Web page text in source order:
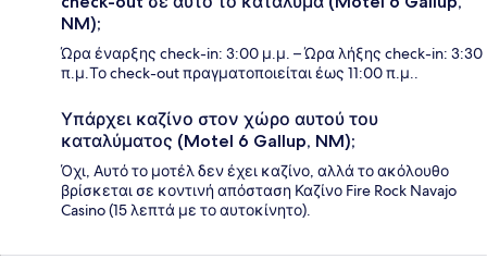
NM);
Ώρα έναρξης check-in: 3:00 μ.μ. – Ώρα λήξης check-in: 3:30
π.μ.Το check-out πραγματοποιείται έως 11:00 π.μ..
Υπάρχει καζίνο στον χώρο αυτού του
καταλύματος (Motel 6 Gallup, NM);
Όχι, Αυτό το μοτέλ δεν έχει καζίνο, αλλά το ακόλουθο
βρίσκεται σε κοντινή απόσταση Καζίνο Fire Rock Navajo
Casino (15 λεπτά με το αυτοκίνητο).